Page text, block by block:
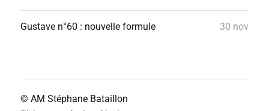
Gustave n°60 : nouvelle formule 30 nov
© AM Stéphane Bataillon